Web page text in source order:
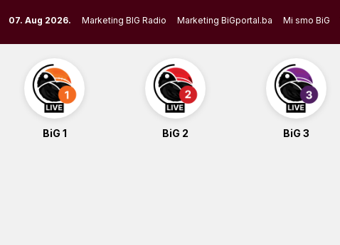
to
content
07. Aug 2026. Marketing BIG Radio Marketing BiGportal.ba Mi smo BiG
BiG 1 BiG 2 BiG 3